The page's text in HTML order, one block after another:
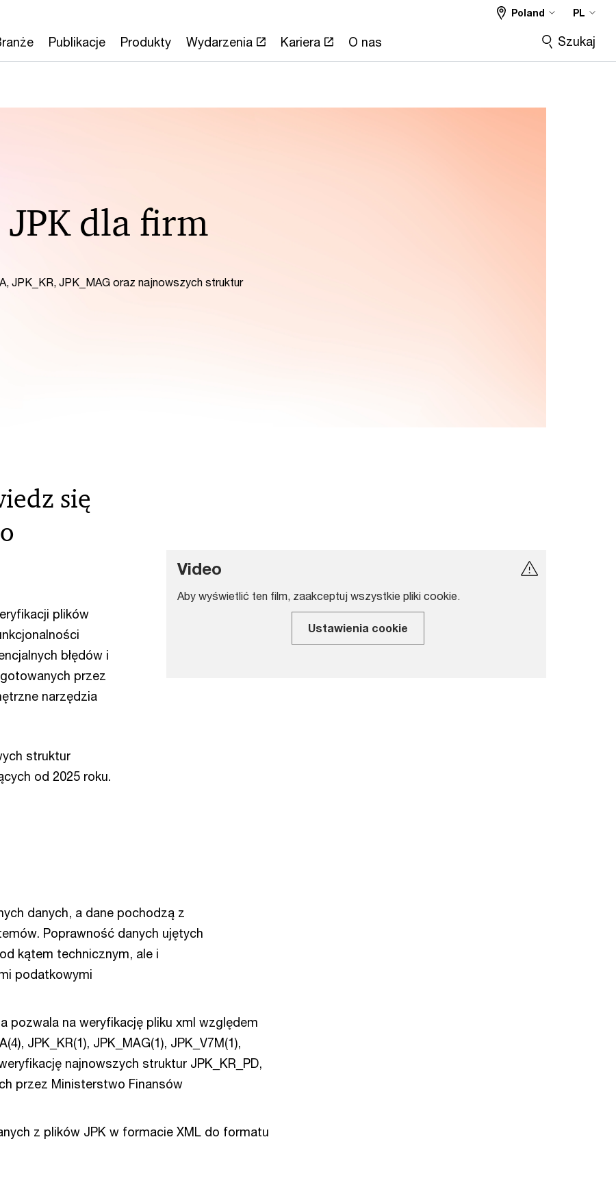
Publikacje Produkty Wydarzenia Kariera O nas
Poland PL
Szukaj
dla firm
JPK_KR, JPK_MAG oraz najnowszych struktur
się
plików
błędów i
przez
narzędzia
struktur
od 2025 roku.
Video
Aby wyświetlić ten film, zaakceptuj wszystkie pliki cookie.
Ustawienia cookie
danych, a dane pochodzą z
Poprawność danych ujętych
kątem technicznym, ale i
podatkowymi
pozwala na weryfikację pliku xml względem
JPK_KR(1), JPK_MAG(1), JPK_V7M(1),
najnowszych struktur JPK_KR_PD,
przez Ministerstwo Finansów
z plików JPK w formacie XML do formatu